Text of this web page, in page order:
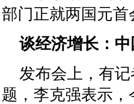
部门正就两国元首
谈经济增长：
发布会上，有
题，李克强表示，